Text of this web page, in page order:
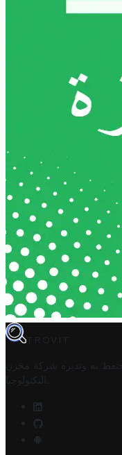
TROVIT
به وتديره
شركة مخزن
التكنولوجيا